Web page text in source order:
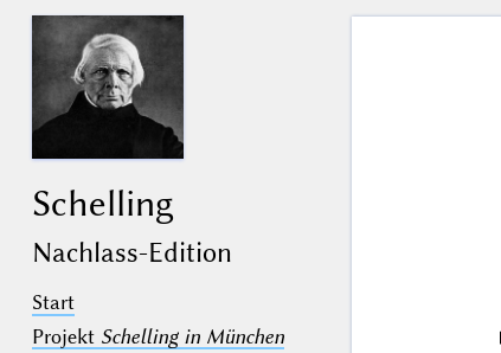
Schelling
Nachlass-Edition
Start
Projekt Schelling in München